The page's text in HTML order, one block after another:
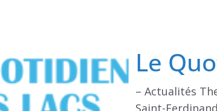
Le
– Actualités
Saint-